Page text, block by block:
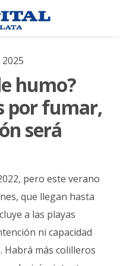
humo?
por fumar,
será
pero este verano
que llegan hasta
a las playas
ni capacidad
más colilleros